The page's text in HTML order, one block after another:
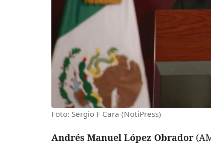
Foto: Sergio F Cara (NotiPress)
Andrés Manuel López Obrador